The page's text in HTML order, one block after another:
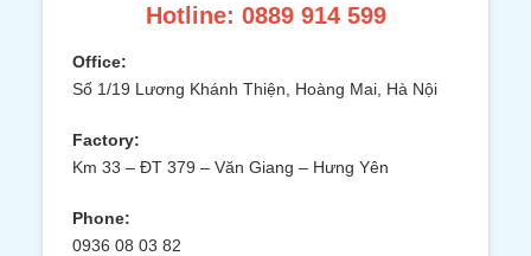
Hotline: 0889 914 599
Office:
Số 1/19 Lương Khánh Thiện, Hoàng Mai, Hà Nội
Factory:
Km 33 – ĐT 379 – Văn Giang – Hưng Yên
Phone:
0936 08 03 82